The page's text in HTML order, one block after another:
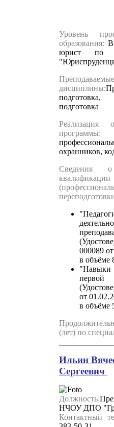
Уровень
образования:
юрист по
Преподаваемые
дисциплины:
подготовка
Реализация
охранников,
Сведения
квалификации
000089
в объёме
от
в объёме
(лет) по
Ильин
Сергеевич
Должность:
НЧОУ ДПО
Контактный